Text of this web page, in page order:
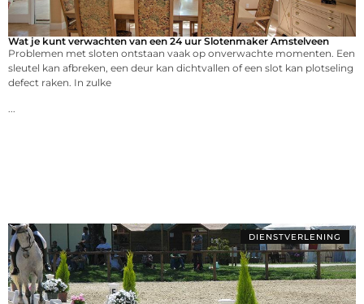
Wat je kunt verwachten van een 24 uur Slotenmaker Amstelveen
Problemen met sloten ontstaan vaak op onverwachte momenten. Een
sleutel kan afbreken, een deur kan dichtvallen of een slot kan plotseling
defect raken. In zulke
...
DIENSTVERLENING